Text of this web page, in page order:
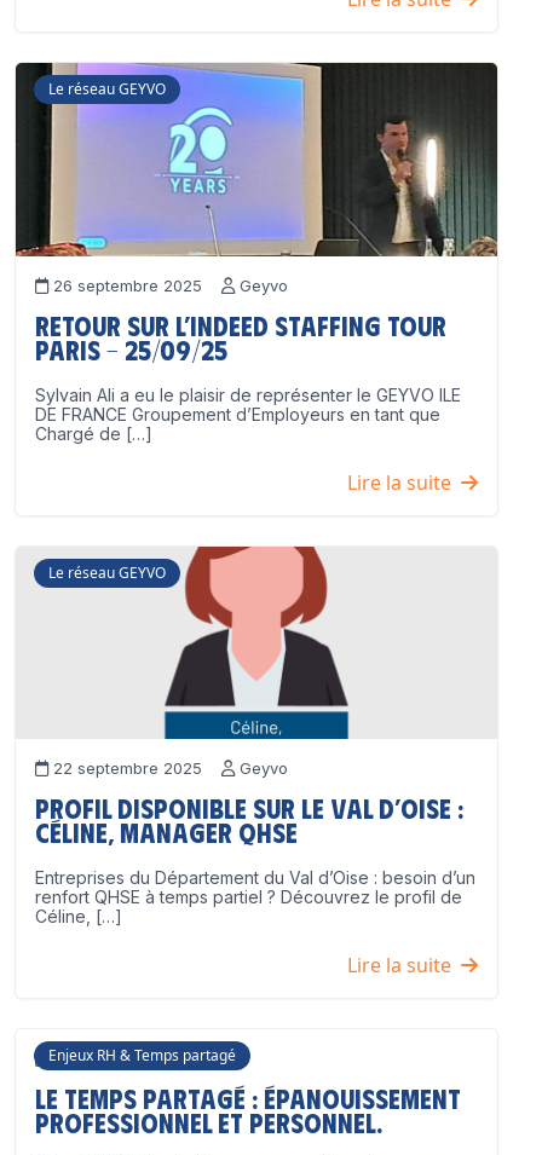
Le réseau GEYVO
26 septembre 2025 Geyvo
Retour sur l’Indeed Staffing Tour
Paris – 25/09/25
Sylvain Ali a eu le plaisir de représenter le GEYVO ILE
DE FRANCE Groupement d’Employeurs en tant que
Chargé de […]
Lire la suite
Le réseau GEYVO
22 septembre 2025 Geyvo
Profil disponible sur le Val d’Oise :
Céline, Manager QHSE
Entreprises du Département du Val d’Oise : besoin d’un
renfort QHSE à temps partiel ? Découvrez le profil de
Céline, […]
Lire la suite
Enjeux RH & Temps partagé
17 juillet 2025 Geyvo
Le temps partagé : épanouissement
professionnel ET personnel.